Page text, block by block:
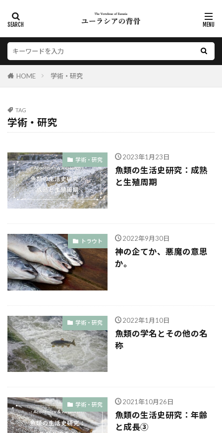
HOME 学術・研究
TAG
学術・研究
学術・研究 2023年1月23日
魚類の生活史研究：成熟
と生殖周期
トラウト 2022年9月30日
神の企てか、悪魔の意思
か。
学術・研究 2022年1月10日
魚類の学名とその他の名
称
学術・研究 2021年10月26日
魚類の生活史研究：年齢
と成長③